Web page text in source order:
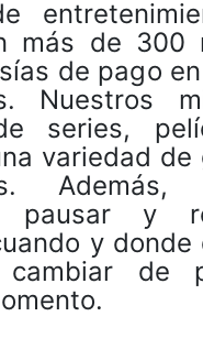
más de 300
de pago
Nuestros
series,
variedad de
Además,
pausar y
y donde
de